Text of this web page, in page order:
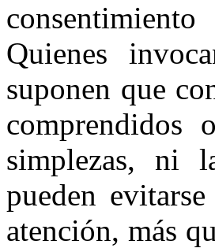
Quienes
suponen que
comprendidos
simplezas, ni
pueden
atención, más